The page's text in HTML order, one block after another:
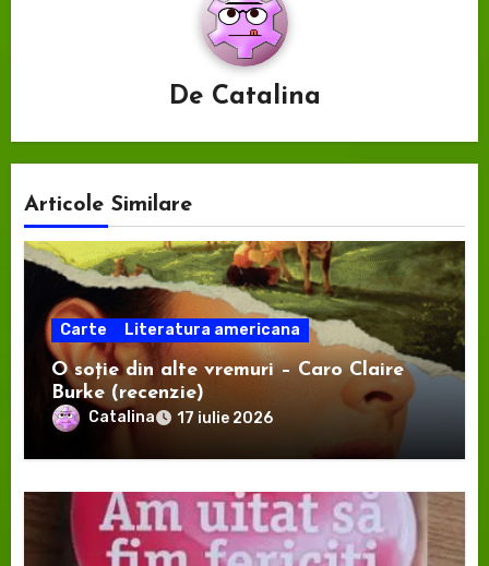
De Catalina
Articole Similare
Carte Literatura americana
O soție din alte vremuri – Caro Claire
Burke (recenzie)
Catalina 17 iulie 2026